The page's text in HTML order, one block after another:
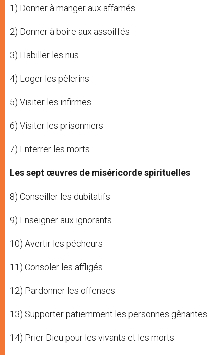
1) Donner à manger aux affamés
2) Donner à boire aux assoiffés
3) Habiller les nus
4) Loger les pèlerins
5) Visiter les infirmes
6) Visiter les prisonniers
7) Enterrer les morts
Les sept œuvres de miséricorde spirituelles
8) Conseiller les dubitatifs
9) Enseigner aux ignorants
10) Avertir les pécheurs
11) Consoler les affligés
12) Pardonner les offenses
13) Supporter patiemment les personnes gênantes
14) Prier Dieu pour les vivants et les morts